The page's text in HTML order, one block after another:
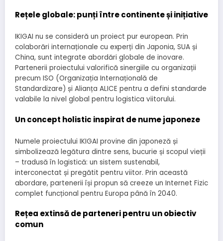
Rețele globale: punți între continente și inițiative
IKIGAI nu se consideră un proiect pur european. Prin
colaborări internaționale cu experți din Japonia, SUA și
China, sunt integrate abordări globale de inovare.
Partenerii proiectului valorifică sinergiile cu organizații
precum ISO (Organizația Internațională de
Standardizare) și Alianța ALICE pentru a defini standarde
valabile la nivel global pentru logistica viitorului.
Un concept holistic inspirat de nume japoneze
Numele proiectului IKIGAI provine din japoneză și
simbolizează legătura dintre sens, bucurie și scopul vieții
– tradusă în logistică: un sistem sustenabil,
interconectat și pregătit pentru viitor. Prin această
abordare, partenerii își propun să creeze un Internet Fizic
complet funcțional pentru Europa până în 2040.
Rețea extinsă de parteneri pentru un obiectiv
comun